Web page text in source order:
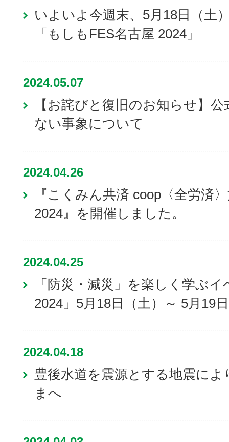
いよいよ今週末、5月18日（土
「もしもFES名古屋 2024」
2024.05.07
【お詫びと復旧のお知らせ】
ない事象について
2024.04.26
『こくみん共済 coop〈全労済
2024』を開催しました。
2024.04.25
「防災・減災」を楽しく学ぶ
2024」5月18日（土）～ 5月19
2024.04.18
豊後水道を震源とする地震に
まへ